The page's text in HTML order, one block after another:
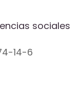
sociales
14-6